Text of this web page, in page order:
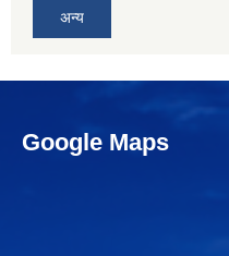
अन्य
Google Maps